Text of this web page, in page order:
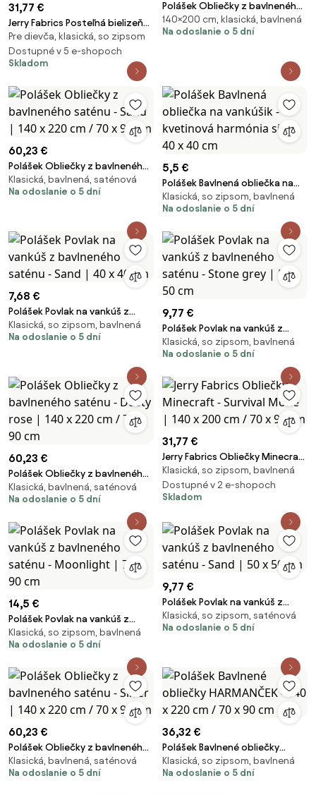
31,77 €
Jerry Fabrics Posteľná bielizeň
Lilo a Stitch Pink - Lilo a Stitch -
růžová | 140 x 200 cm / 70 x 90
cm
Pre dievča, klasická, so zipsom
Dostupné v 5 e-shopoch
Skladom
Polášek Obliečky z bavlneného
saténu - Sand | 140 x 200 cm /
70 x 90 cm
140×200 cm, klasická, bavlnená
Na odoslanie o 5 dní
60,23 €
Polášek Obliečky z bavlneného
saténu - Sand | 140 x 220 cm /
70 x 90 cm
Klasická, bavlnená, saténová
Na odoslanie o 5 dní
5,5 €
Polášek Bavlnená obliečka na
vankúšik - kvetinová harmónia
sivá | 40 x 40 cm
Klasická, so zipsom, bavlnená
Na odoslanie o 5 dní
7,68 €
Polášek Povlak na vankúš z
bavlneného saténu - Sand | 40
x 40 cm
Klasická, so zipsom, bavlnená
Na odoslanie o 5 dní
9,77 €
Polášek Povlak na vankúš z
bavlneného saténu - Stone
grey | 50 x 50 cm
Klasická, so zipsom, bavlnená
Na odoslanie o 5 dní
60,23 €
Polášek Obliečky z bavlneného
saténu - Dusty rose | 140 x 220
cm / 70 x 90 cm
Klasická, bavlnená, saténová
Na odoslanie o 5 dní
31,77 €
Jerry Fabrics Obliečky Minecraft
- Survival Mode | 140 x 200 cm /
70 x 90 cm
Klasická, so zipsom, bavlnená
Dostupné v 2 e-shopoch
Skladom
14,5 €
Polášek Povlak na vankúš z
bavlneného saténu - Moonlight
| 70 x 90 cm
Klasická, so zipsom, bavlnená
Na odoslanie o 5 dní
9,77 €
Polášek Povlak na vankúš z
bavlneného saténu - Sand | 50 x
50 cm
Klasická, so zipsom, saténová
Na odoslanie o 5 dní
60,23 €
Polášek Obliečky z bavlneného
saténu - Silver | 140 x 220 cm /
70 x 90 cm
Klasická, bavlnená, saténová
Na odoslanie o 5 dní
36,32 €
Polášek Bavlnené obliečky
HARMANČEK - 140 x 220 cm / 70
x 90 cm
Klasická, so zipsom, bavlnená
Na odoslanie o 5 dní